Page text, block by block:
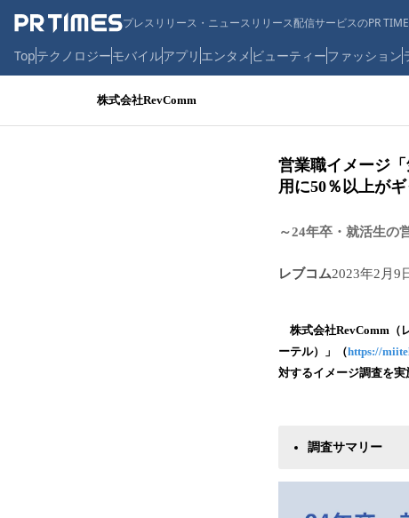
プレスリリース・ニュースリリース配信サービスのPR
Topテクノロジーモバイルアプリ エンタメ ビューティーファッション
株式会社RevComm
営業職イメージ
用に50％以上が
～24年卒・就活生の
レブコム2023年2月9
株式会社RevComm（
ーテル）」（https://
対するイメージ調査を実
調査サマリー